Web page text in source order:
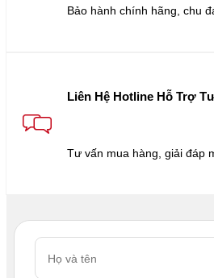
Bảo hành chính hãng, chu
Liên Hệ Hotline Hỗ Trợ
Tư vấn mua hàng, giải đáp